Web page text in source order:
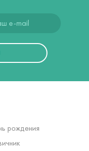
рождения